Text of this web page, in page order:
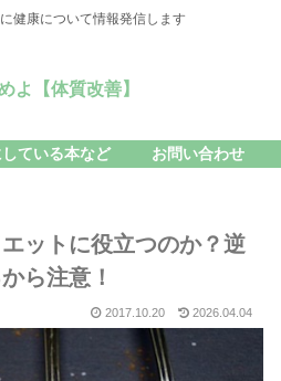
健康について情報発信します
よ【体質改善】
ている本など お問い合わせ
ットに役立つのか？逆
ら注意！
2017.10.20 2026.04.04